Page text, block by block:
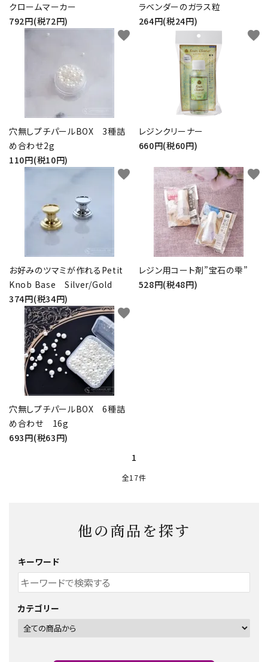
クロームマーカー
792円(税72円)
ラベンダーのガラス粒
264円(税24円)
穴無しプチパールBOX 3種詰
め合わせ2g
110円(税10円)
favorite
レジンクリーナー
660円(税60円)
favorite
お好みのツマミが作れるPetit
Knob Base Silver/Gold
374円(税34円)
favorite
レジン用コート剤”宝石の雫”
528円(税48円)
favorite
穴無しプチパールBOX 6種詰
め合わせ 16g
693円(税63円)
favorite
1
全17件
他の商品を探す
キーワード
カテゴリー